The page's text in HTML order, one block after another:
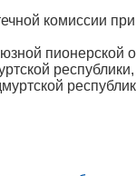
комиссии
пионерской
республики,